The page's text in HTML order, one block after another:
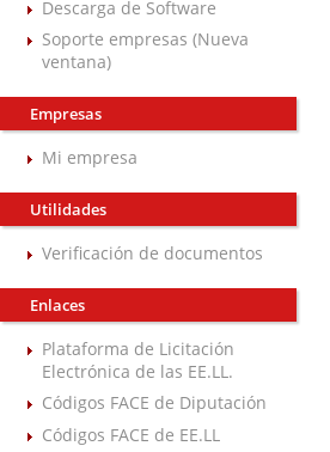
Descarga de Software
Soporte empresas (Nueva
ventana)
Empresas
Mi empresa
Utilidades
Verificación de documentos
Enlaces
Plataforma de Licitación
Electrónica de las EE.LL.
Códigos FACE de Diputación
Códigos FACE de EE.LL